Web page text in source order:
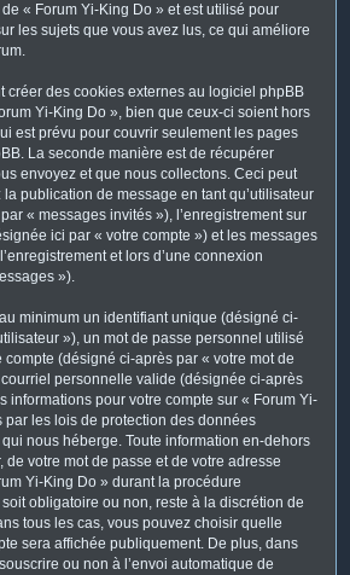
« Forum Yi-King Do » et est utilisé pour
les sujets que vous avez lus, ce qui améliore
créer des cookies externes au logiciel phpBB
Yi-King Do », bien que ceux-ci soient hors
est prévu pour couvrir seulement les pages
La seconde manière est de récupérer
envoyez et que nous collectons. Ceci peut
la publication de message en tant qu’utilisateur
« messages invités »), l’enregistrement sur
ici par « votre compte ») et les messages
et lors d’une connexion
»).
minimum un identifiant unique (désigné ci-
»), un mot de passe personnel utilisé
(désigné ci-après par « votre mot de
personnelle valide (désignée ci-après
informations pour votre compte sur « Forum Yi-
par les lois de protection des données
nous héberge. Toute information en-dehors
de votre mot de passe et de votre adresse
Yi-King Do » durant la procédure
soit obligatoire ou non, reste à la discrétion de
tous les cas, vous pouvez choisir quelle
sera affichée publiquement. De plus, dans
ou non à l’envoi automatique de